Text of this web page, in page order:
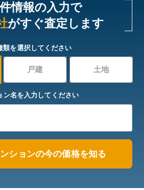
情報の入力で
がすぐ査定します
類を選択してください
戸建 土地
ン名を入力してください
ションの今の価格を知る